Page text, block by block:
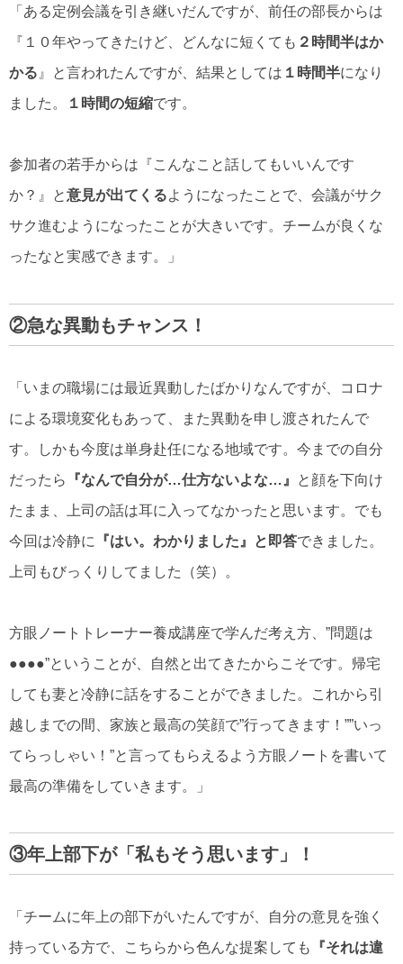
「ある定例会議を引き継いだんですが、前任の部長からは
『１０年やってきたけど、どんなに短くても ２時間半はか
かる 』と言われたんですが、結果としては １時間半になり
ました。
１時間の短縮です。
参加者の若手からは『こんなこと話してもいいんです
か？』と意見が出てくるようになったことで、会議がサク
サク進むようになったことが大きいです。チームが良くな
ったなと実感できます。」
②急な異動もチャンス！
「いまの職場には最近異動したばかりなんですが、コロナ
による環境変化もあって、また異動を申し渡されたんで
す。しかも今度は単身赴任になる地域です。今までの自分
だったら
『なんで自分が…仕方ないよな…』
と顔を下向け
たまま、上司の話は耳に入ってなかったと思います。でも
今回は冷静に
『はい。わかりました』と即答できました。
上司もびっくりしてました（笑）。
方眼ノートトレーナー養成講座で学んだ考え方、”問題は
●●●●”ということが、自然と出てきたからこそです。帰宅
しても妻と冷静に話をすることができました。これから引
越しまでの間、家族と最高の笑顔で”行ってきます！””いっ
てらっしゃい！”と言ってもらえるよう方眼ノートを書いて
最高の準備をしていきます。」
③年上部下が「私もそう思います」！
「チームに年上の部下がいたんですが、自分の意見を強く
持っている方で、こちらから色んな提案しても
『それは違